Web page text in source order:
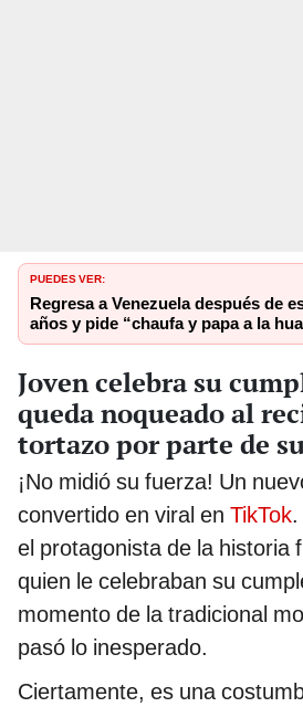
PUEDES VER:
Regresa a Venezuela después de
años y pide “chaufa y papa a la
Joven celebra su
queda noqueado al
tortazo por parte de
¡No midió su fuerza! Un
convertido en viral en TikTok
el protagonista de la historia
quien le celebraban su
momento de la tradicional
pasó lo inesperado.
Ciertamente, es una